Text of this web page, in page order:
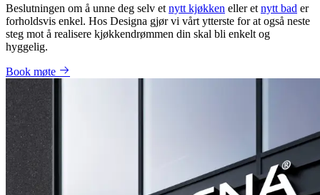
Beslutningen om å unne deg selv et nytt kjøkken eller et nytt bad er
forholdsvis enkel. Hos Designa gjør vi vårt ytterste for at også neste
steg mot å realisere kjøkkendrømmen din skal bli enkelt og
hyggelig.
Book møte